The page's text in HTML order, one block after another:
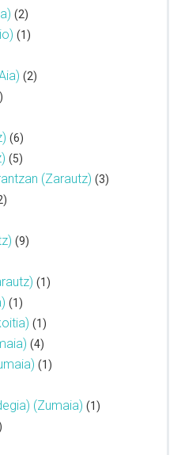
(2)
(1)
(2)
(6)
(5)
(Zarautz) (3)
(9)
(1)
(1)
(1)
(4)
(1)
(Zumaia) (1)